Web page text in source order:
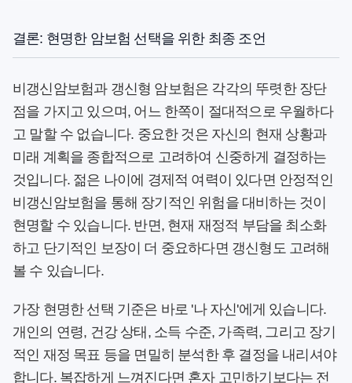
결론: 현명한 암보험 선택을 위한 최종 조언
비갱신암보험과 갱신형 암보험은 각각의 뚜렷한 장단
점을 가지고 있으며, 어느 한쪽이 절대적으로 우월하다
고 말할 수 없습니다. 중요한 것은 자신의 현재 상황과
미래 계획을 종합적으로 고려하여 신중하게 결정하는
것입니다. 젊은 나이에 경제적 여력이 있다면 안정적인
비갱신암보험을 통해 장기적인 위험을 대비하는 것이
현명할 수 있습니다. 반면, 현재 재정적 부담을 최소화
하고 단기적인 보장이 더 중요하다면 갱신형도 고려해
볼 수 있습니다.
가장 현명한 선택 기준은 바로 '나 자신'에게 있습니다.
개인의 연령, 건강 상태, 소득 수준, 가족력, 그리고 장기
적인 재정 목표 등을 면밀히 분석한 후 결정을 내리셔야
합니다. 복잡하게 느껴진다면 혼자 고민하기보다는 전